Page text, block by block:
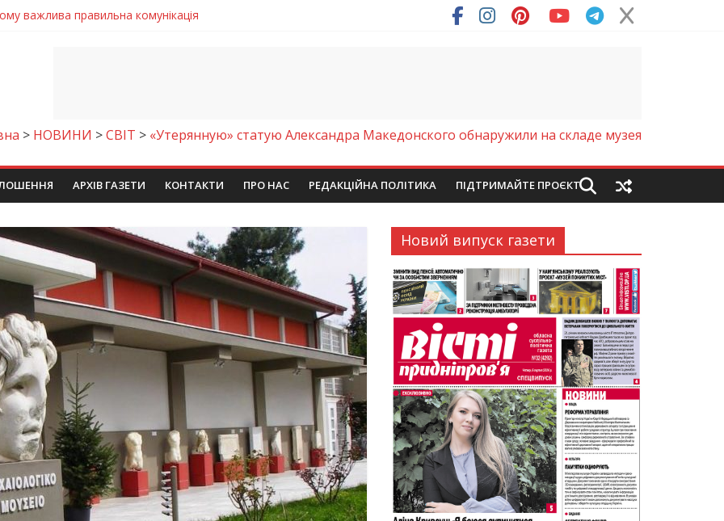
центри на Дніпропетровщині
досліджують місце розташування легендарного монастиря (Фото)
шанс на власне житло
важлива правильна комунікація
> НОВИНИ >СВІТ > «Утерянную» статую Александра Македонского обнаружили на складе музея
АРХІВ ГАЗЕТИ КОНТАКТИ ПРО НАС РЕДАКЦІЙНА ПОЛІТИКА ПІДТРИМАЙТЕ ПРОЄКТ
Новий випуск газети